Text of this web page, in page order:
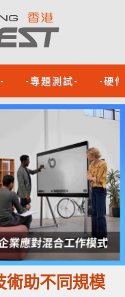
-專題測試- -硬
助不同規模